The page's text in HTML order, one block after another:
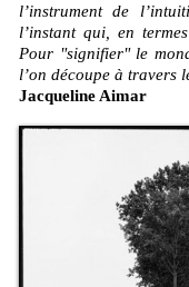
l’instrument de
l’instant qui, en
Pour "signifier" le
l’on découpe à travers
Jacqueline Aimar